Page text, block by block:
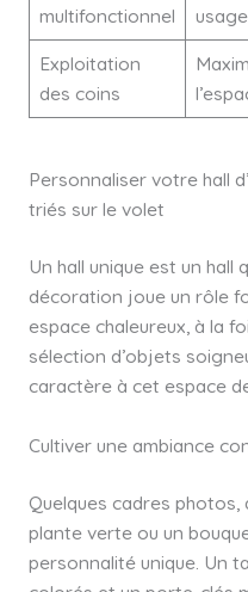
multifonctionnel
usage
Exploitation
des coins
Personnaliser votre hall
triés sur le volet
Un hall unique est un hall
décoration joue un rôle
espace chaleureux, à la
sélection d’objets
caractère à cet espace
Cultiver une ambiance
Quelques cadres
plante verte ou un
personnalité unique. Un